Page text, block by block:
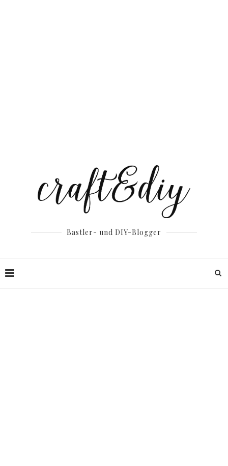
Bastler- und DIY-Blogger